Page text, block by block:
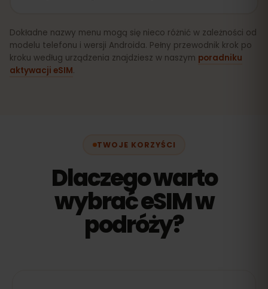
Dokładne nazwy menu mogą się nieco różnić w zależności od
modelu telefonu i wersji Androida. Pełny przewodnik krok po
kroku według urządzenia znajdziesz w naszym poradniku
aktywacji eSIM.
TWOJE KORZYŚCI
Dlaczego warto
wybrać eSIM w
podróży?